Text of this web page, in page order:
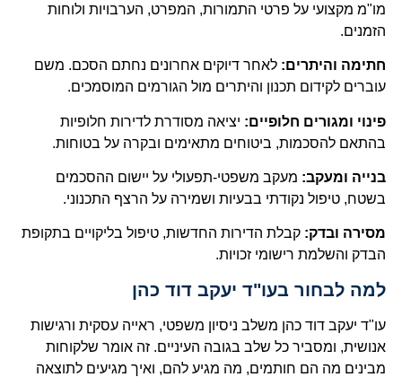
מו"מ מקצועי על פרטי התמורות, המפרט, הערבויות ולוחות
הזמנים.
חתימה והיתרים: לאחר דיוקים אחרונים נחתם הסכם. משם
עוברים לקידום תכנון והיתרים מול הגורמים המוסמכים.
פינוי ומגורים חלופיים: יציאה מסודרת לדירות חלופיות
בהתאם להסכמות, ביטוחים מתאימים ובקרה על בטוחות.
בנייה ומעקב: מעקב משפטי-תפעולי על יישום ההסכמים
בשטח, טיפול נקודתי בבעיות ושמירה על הרצף התכנוני.
מסירה ובדק: קבלת הדירות החדשות, טיפול בליקויים בתקופת
הבדק והשלמת רישומי זכויות.
למה לבחור בעו"ד יעקב דוד כהן
עו"ד יעקב דוד כהן משלב ניסיון משפטי, ראייה עסקית ורגישות
אנושית, ומסביר כל שלב בגובה העיניים. זה אומר שלקוחות
מבינים מה הם חותמים, מה מגיע להם, ואיך מגיעים לתוצאה